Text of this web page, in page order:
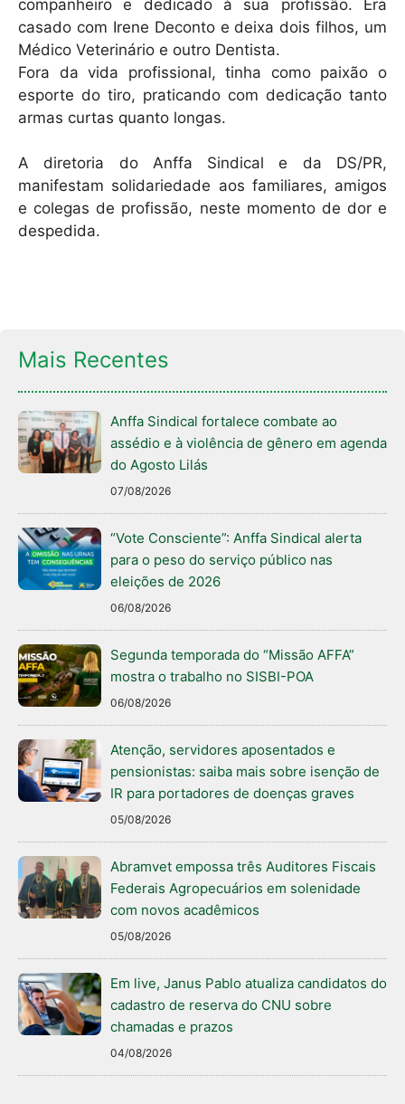
companheiro e dedicado à sua profissão. Era
casado com Irene Deconto e deixa dois filhos, um
Médico Veterinário e outro Dentista.
Fora da vida profissional, tinha como paixão o
esporte do tiro, praticando com dedicação tanto
armas curtas quanto longas.
A diretoria do Anffa Sindical e da DS/PR,
manifestam solidariedade aos familiares, amigos
e colegas de profissão, neste momento de dor e
despedida.
Mais Recentes
Anffa Sindical fortalece combate ao
assédio e à violência de gênero em agenda
do Agosto Lilás
07/08/2026
“Vote Consciente”: Anffa Sindical alerta
para o peso do serviço público nas
eleições de 2026
06/08/2026
Segunda temporada do “Missão AFFA”
mostra o trabalho no SISBI-POA
06/08/2026
Atenção, servidores aposentados e
pensionistas: saiba mais sobre isenção de
IR para portadores de doenças graves
05/08/2026
Abramvet empossa três Auditores Fiscais
Federais Agropecuários em solenidade
com novos acadêmicos
05/08/2026
Em live, Janus Pablo atualiza candidatos do
cadastro de reserva do CNU sobre
chamadas e prazos
04/08/2026